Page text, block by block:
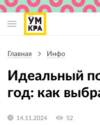
навигации
Главная Инфо
Идеальный
год: как
14.11.2024 52